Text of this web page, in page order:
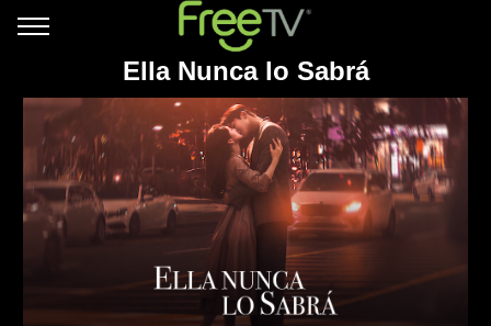
Ella Nunca lo Sabrá